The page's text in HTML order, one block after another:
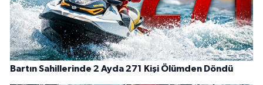
Bartın Sahillerinde 2 Ayda 271 Kişi Ölümden Döndü